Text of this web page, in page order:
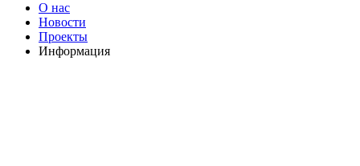
О нас
Новости
Проекты
Информация